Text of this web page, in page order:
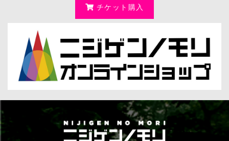
チケット購入